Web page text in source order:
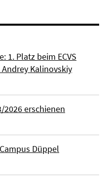
1. Platz beim ECVS
Kalinovskiy
2026 erschienen
Düppel